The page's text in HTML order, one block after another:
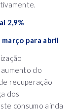
2,9%
para abril
do
recuperação
dos
consumo ainda